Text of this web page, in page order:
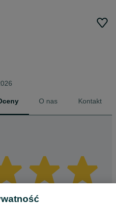
O nas Kontakt